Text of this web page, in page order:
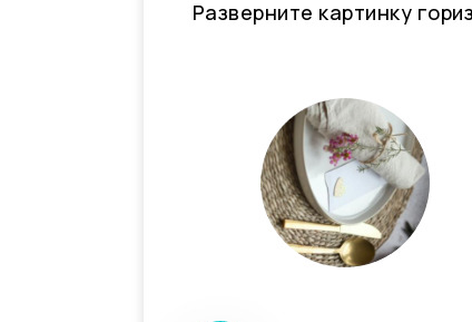
Разверните картинку